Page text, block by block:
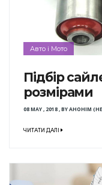
Авто і Мото
Підбір
розмірами
08 MAY , 2018,BYАНОНІМ
ЧИТАТИ ДАЛІ